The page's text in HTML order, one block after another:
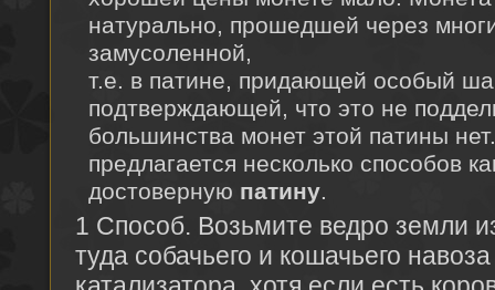
натурально, прошедшей через
замусоленной,
т.е. в патине, придающей особый
подтверждающей, что это не
большинства монет этой патины
предлагается несколько способов
достоверную патину.
1 Способ. Возьмите ведро земли
туда собачьего и кошачьего